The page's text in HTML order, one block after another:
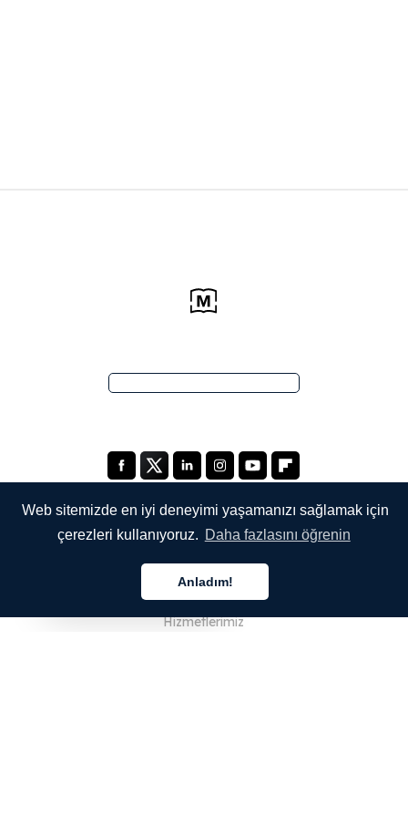
Web sitemizde en iyi deneyimi yaşamanızı sağlamak için
çerezleri kullanıyoruz. Daha fazlasını öğrenin
Anladım!
Hakkımızda
Hizmetlerimiz
Türkçe